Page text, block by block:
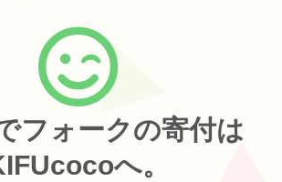
フォークの寄付は
へ。